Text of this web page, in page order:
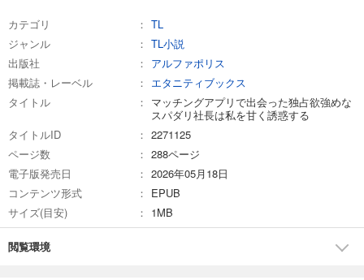
カテゴリ
TL
ジャンル
TL小説
出版社
アルファポリス
掲載誌・レーベル
エタニティブックス
タイトル
マッチングアプリで出会った独占欲強めな
スパダリ社長は私を甘く誘惑する
タイトルID
2271125
ページ数
288ページ
電子版発売日
2026年05月18日
コンテンツ形式
EPUB
サイズ(目安)
1MB
閲覧環境